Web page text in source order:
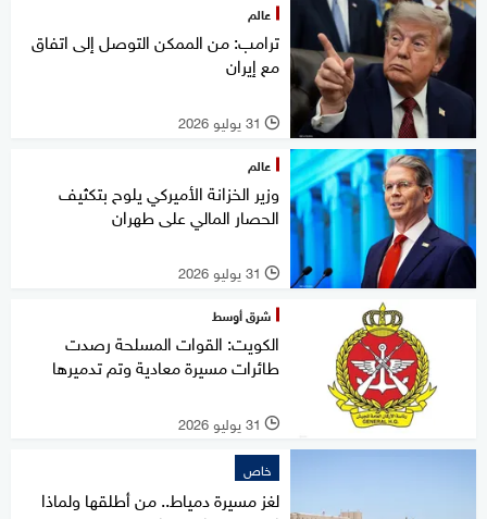
عالم
ترامب: من الممكن التوصل إلى اتفاق
مع إيران
l 31 يوليو 2026
عالم
وزير الخزانة الأميركي يلوح بتكثيف
الحصار المالي على طهران
l 31 يوليو 2026
شرق أوسط
الكويت: القوات المسلحة رصدت
طائرات مسيرة معادية وتم تدميرها
l 31 يوليو 2026
خاص
لغز مسيرة دمياط.. من أطلقها ولماذا